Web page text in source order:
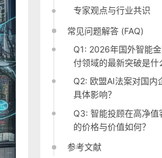
专家观点与行业共识
常见问题解答 (FAQ)
Q1: 2026年国外智能
付领域的最新突破是什
Q2: 欧盟AI法案对国内
具体影响？
Q3: 智能投顾在高净值
的价格与价值如何？
参考文献